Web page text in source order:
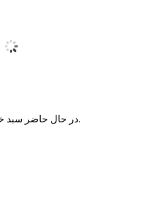
در حال حاضر سبد خرید شما خالی می‌باشد.